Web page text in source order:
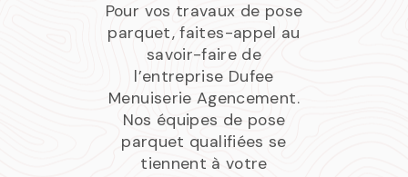
Pour vos travaux de pose
parquet, faites-appel au
savoir-faire de
l’entreprise Dufee
Menuiserie Agencement.
Nos équipes de pose
parquet qualifiées se
tiennent à votre